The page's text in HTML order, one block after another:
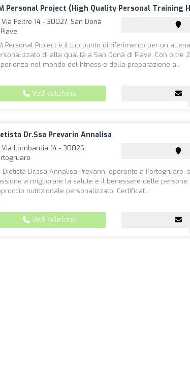
Personal Project (High Quality Personal Training
Via Feltre 14 - 30027, San Donà
Personal Project è il tuo punto di riferimento per un
di alta qualità a San Donà di Piave. Con oltre
nel mondo del fitness e della preparazione a...
Vedi telefono
Dr.ssa Prevarin Annalisa
Via Lombardia 14 - 30026,
Dietista Dr.ssa Annalisa Prevarin, operante a Portogruaro,
a migliorare la salute e il benessere delle persone
nutrizionale personalizzato. Certificat...
Vedi telefono